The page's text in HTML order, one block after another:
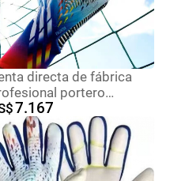
directa de fábrica
portero
de fútbol adulto
Falcon niños
antideslizante
al desgaste
7.167